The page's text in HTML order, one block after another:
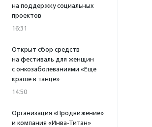
на поддержку социальных
проектов
16:31
Открыт сбор средств
на фестиваль для женщин
с онкозаболеваниями «Еще
краше в танце»
14:50
Организация «Продвижение»
и компания «Инва-Титан»